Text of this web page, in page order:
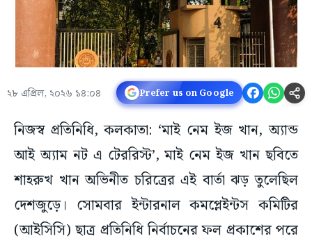
২৮ এপ্রিল, ২০২৬ ১৪:০৪ Prefer us on Google
নিজস্ব প্রতিনিধি, কলকাতা: ‘মাই নেম ইজ খান, অ্যান্ড
আই অ্যাম নট এ টেররিস্ট’, মাই নেম ইজ খান ছবিতে
শাহরুখ খান অভিনীত চরিত্রের এই বার্তা ঝড় তুলেছিল
দেশজুড়ে। সোমবার ইন্টারনাল কমপ্লেইন্টস কমিটির
(আইসিসি) ছাত্র প্রতিনিধি নির্বাচনের ফল প্রকাশের পরে